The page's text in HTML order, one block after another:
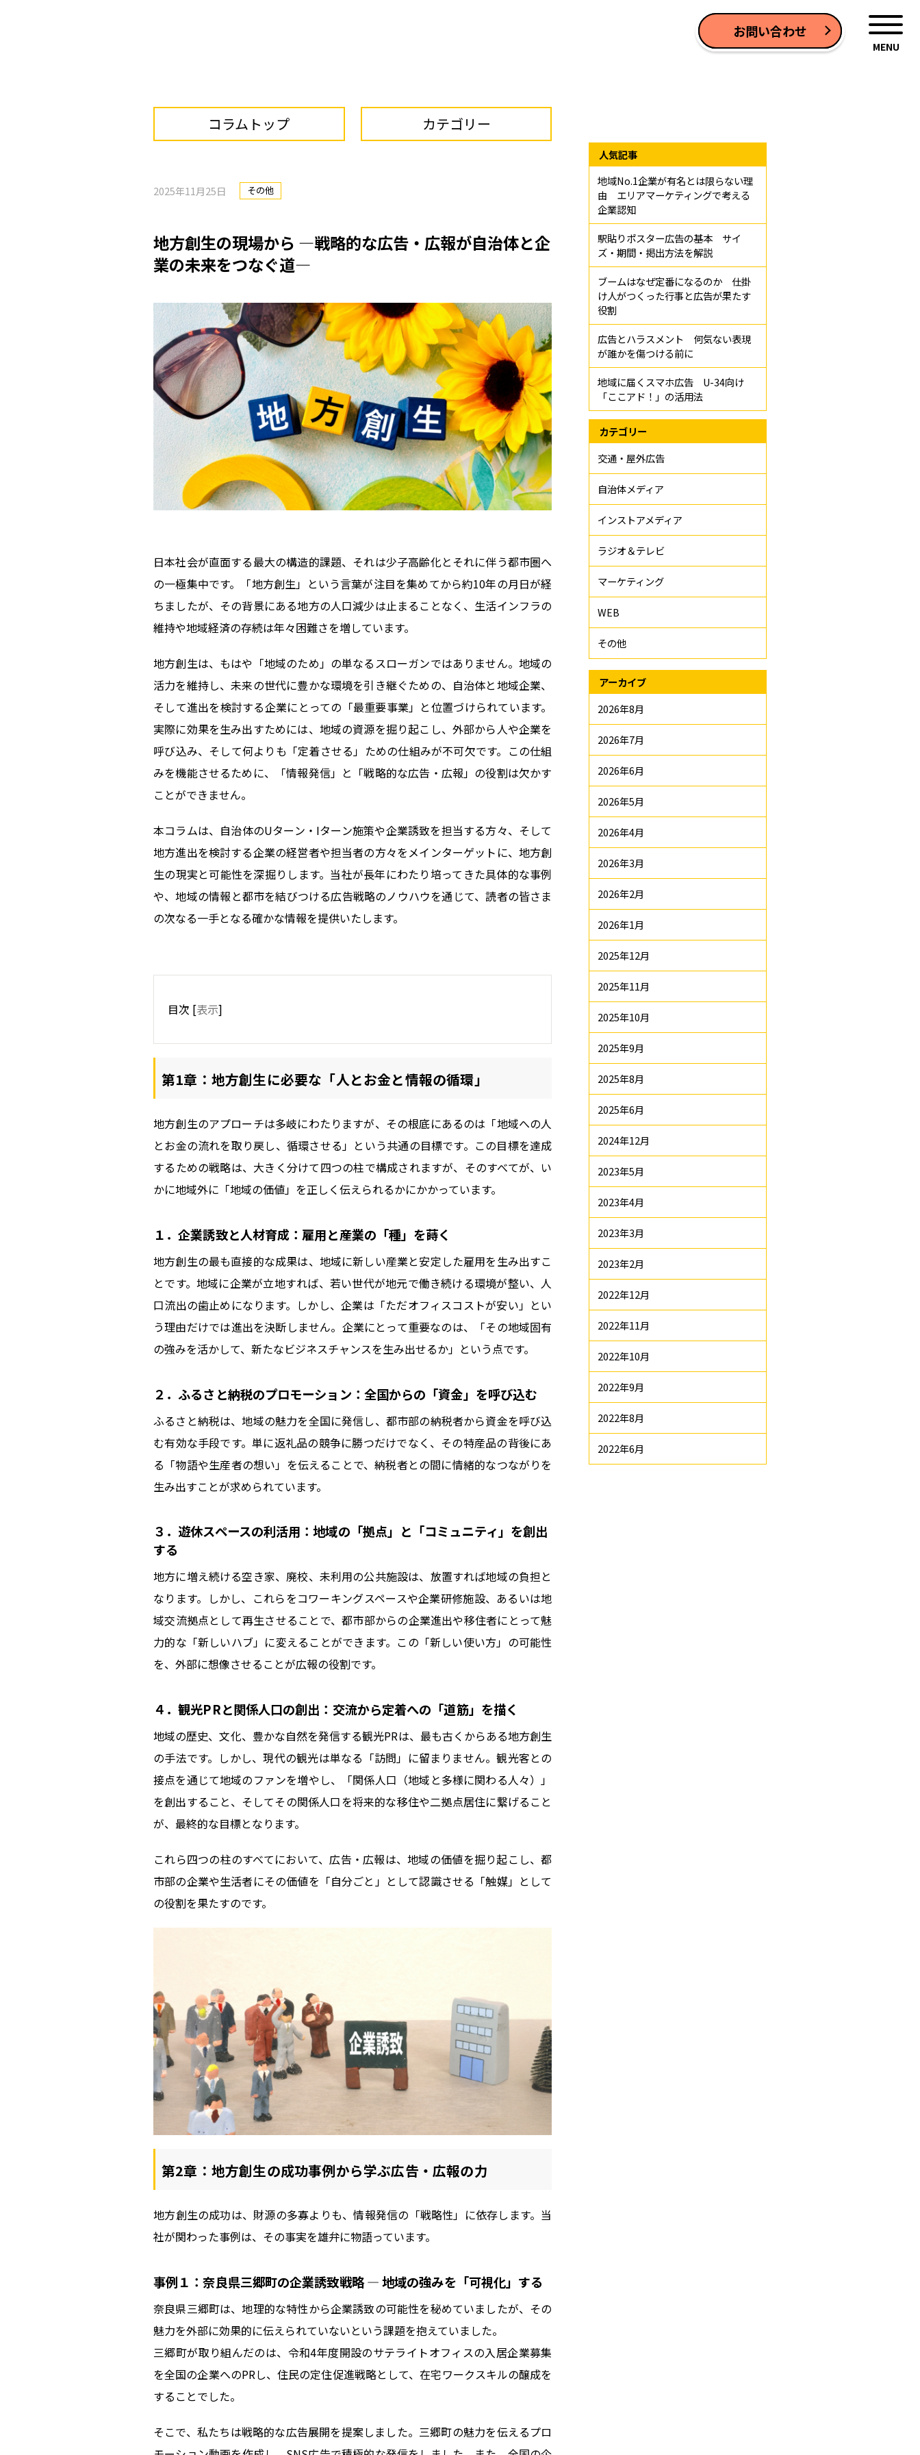
お問い合わせ
コラムトップ カテゴリー
2025年11月25日 その他
地方創生の現場から ―戦略的な広告・広報が自治体と企
業の未来をつなぐ道―
日本社会が直面する最大の構造的課題、それは少子高齢化とそれに伴う都市圏へ
の一極集中です。「地方創生」という言葉が注目を集めてから約10年の月日が経
ちましたが、その背景にある地方の人口減少は止まることなく、生活インフラの
維持や地域経済の存続は年々困難さを増しています。
地方創生は、もはや「地域のため」の単なるスローガンではありません。地域の
活力を維持し、未来の世代に豊かな環境を引き継ぐための、自治体と地域企業、
そして進出を検討する企業にとっての「最重要事業」と位置づけられています。
実際に効果を生み出すためには、地域の資源を掘り起こし、外部から人や企業を
呼び込み、そして何よりも「定着させる」ための仕組みが不可欠です。この仕組
みを機能させるために、「情報発信」と「戦略的な広告・広報」の役割は欠かす
ことができません。
本コラムは、自治体のUターン・Iターン施策や企業誘致を担当する方々、そして
地方進出を検討する企業の経営者や担当者の方々をメインターゲットに、地方創
生の現実と可能性を深掘りします。当社が長年にわたり培ってきた具体的な事例
や、地域の情報と都市を結びつける広告戦略のノウハウを通じて、読者の皆さま
の次なる一手となる確かな情報を提供いたします。
目次 [表示]
第1章：地方創生に必要な「人とお金と情報の循環」
地方創生のアプローチは多岐にわたりますが、その根底にあるのは「地域への人
とお金の流れを取り戻し、循環させる」という共通の目標です。この目標を達成
するための戦略は、大きく分けて四つの柱で構成されますが、そのすべてが、い
かに地域外に「地域の価値」を正しく伝えられるかにかかっています。
１．企業誘致と人材育成：雇用と産業の「種」を蒔く
地方創生の最も直接的な成果は、地域に新しい産業と安定した雇用を生み出すこ
とです。地域に企業が立地すれば、若い世代が地元で働き続ける環境が整い、人
口流出の歯止めになります。しかし、企業は「ただオフィスコストが安い」とい
う理由だけでは進出を決断しません。企業にとって重要なのは、「その地域固有
の強みを活かして、新たなビジネスチャンスを生み出せるか」という点です。
２．ふるさと納税のプロモーション：全国からの「資金」を呼び込む
ふるさと納税は、地域の魅力を全国に発信し、都市部の納税者から資金を呼び込
む有効な手段です。単に返礼品の競争に勝つだけでなく、その特産品の背後にあ
る「物語や生産者の想い」を伝えることで、納税者との間に情緒的なつながりを
生み出すことが求められています。
３．遊休スペースの利活用：地域の「拠点」と「コミュニティ」を創出
する
地方に増え続ける空き家、廃校、未利用の公共施設は、放置すれば地域の負担と
なります。しかし、これらをコワーキングスペースや企業研修施設、あるいは地
域交流拠点として再生させることで、都市部からの企業進出や移住者にとって魅
力的な「新しいハブ」に変えることができます。この「新しい使い方」の可能性
を、外部に想像させることが広報の役割です。
４．観光PRと関係人口の創出：交流から定着への「道筋」を描く
地域の歴史、文化、豊かな自然を発信する観光PRは、最も古くからある地方創生
の手法です。しかし、現代の観光は単なる「訪問」に留まりません。観光客との
接点を通じて地域のファンを増やし、「関係人口（地域と多様に関わる人々）」
を創出すること、そしてその関係人口を将来的な移住や二拠点居住に繋げること
が、最終的な目標となります。
これら四つの柱のすべてにおいて、広告・広報は、地域の価値を掘り起こし、都
市部の企業や生活者にその価値を「自分ごと」として認識させる「触媒」として
の役割を果たすのです。
第2章：地方創生の成功事例から学ぶ広告・広報の力
地方創生の成功は、財源の多寡よりも、情報発信の「戦略性」に依存します。当
社が関わった事例は、その事実を雄弁に物語っています。
事例１：奈良県三郷町の企業誘致戦略 — 地域の強みを「可視化」する
奈良県三郷町は、地理的な特性から企業誘致の可能性を秘めていましたが、その
魅力を外部に効果的に伝えられていないという課題を抱えていました。
三郷町が取り組んだのは、令和4年度開設のサテライトオフィスの入居企業募集
を全国の企業へのPRし、住民の定住促進戦略として、在宅ワークスキルの醸成を
することでした。
そこで、私たちは戦略的な広告展開を提案しました。三郷町の魅力を伝えるプロ
人気記事
地域No.1企業が有名とは限らない理
由 エリアマーケティングで考える
企業認知
駅貼りポスター広告の基本 サイ
ズ・期間・掲出方法を解説
ブームはなぜ定番になるのか 仕掛
け人がつくった行事と広告が果たす
役割
広告とハラスメント 何気ない表現
が誰かを傷つける前に
地域に届くスマホ広告 U-34向け
「ここアド！」の活用法
カテゴリー
交通・屋外広告
自治体メディア
インストアメディア
ラジオ＆テレビ
マーケティング
WEB
その他
アーカイブ
2026年8月
2026年7月
2026年6月
2026年5月
2026年4月
2026年3月
2026年2月
2026年1月
2025年12月
2025年11月
2025年10月
2025年9月
2025年8月
2025年6月
2024年12月
2023年5月
2023年4月
2023年3月
2023年2月
2022年12月
2022年11月
2022年10月
2022年9月
2022年8月
2022年6月